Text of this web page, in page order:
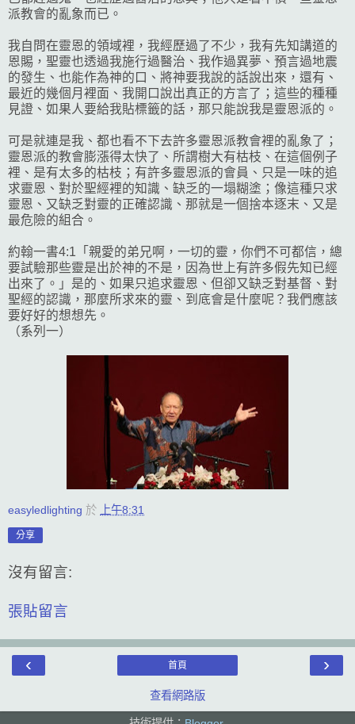
派教會的亂象而已。
我自問在靈恩的領域裡，我經歷過了不少，我有先知講道的
恩賜，聖靈也透過我施行過醫治、我作過異夢、預言過地震
的發生、也能作為神的口、將神要我說的話說出來，還有、
最近的幾個月裡面、我開口說出真正的方言了；這些的種種
見證、如果人要給我貼標籤的話，那只能說我是靈恩派的。
可是就連是我、都也看不下去許多靈恩派教會裡的亂象了；
靈恩派的教會膨漲得太快了、所謂樹大有枯枝、在這個例子
裡、是有太多的枯枝；有許多靈恩派的會員、只是一味的追
求靈恩、對於聖經裡的知識、缺乏的一塌糊塗；像這種只求
靈恩、又缺乏對靈的正確認識、那就是一個捨本逐末、又是
最危險的組合。
約翰一書4:1「親愛的弟兄啊，一切的靈，你們不可都信，總
要試驗那些靈是出於神的不是，因為世上有許多假先知已經
出來了。」是的、如果只追求靈恩、但卻又缺乏對基督、對
聖經的認識，那麼所求來的靈、到底會是什麼呢？我們應該
要好好的想想先。
（系列一）
easyledlighting 於 上午8:31
分享
沒有留言:
張貼留言
‹ ›
首頁
查看網路版